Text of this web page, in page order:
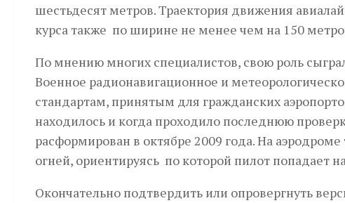
шестьдесят метров. Траектория движения
курса также по ширине не менее чем на 150
По мнению многих специа­листов, свою роль
Военное радионавигационное и
стандартам, принятым для гражданских
находилось и когда проходило последнюю
расформирован в октябре 2009 года. На
огней, ориентируясь по которой пилот попадает
Окончательно подтвердить или опровергнуть